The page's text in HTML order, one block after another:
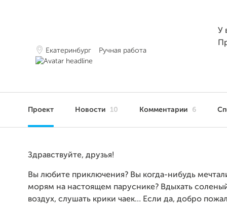
Екатеринбург Ручная работа
У
Проект Новости 10 Комментарии 6
Здравствуйте, друзья!
Вы любите приключения? Вы когда-нибудь
морям на настоящем паруснике? Вдыхать
воздух, слушать крики чаек… Если да, добро